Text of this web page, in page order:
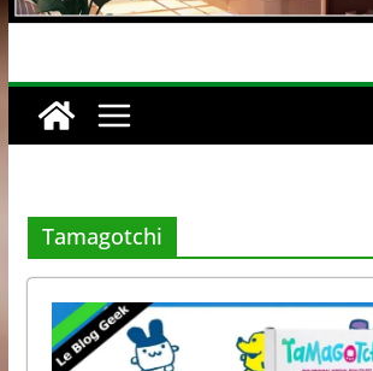
Tamagotchi